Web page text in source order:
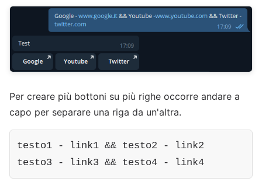
Per creare più bottoni su più righe occorre andare a
capo per separare una riga da un'altra.
testo1 - link1 && testo2 - link2
testo3 - link3 && testo4 - link4